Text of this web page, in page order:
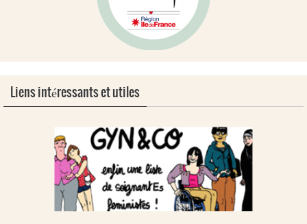
Liens intéressants et utiles